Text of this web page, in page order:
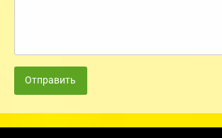
Отправить